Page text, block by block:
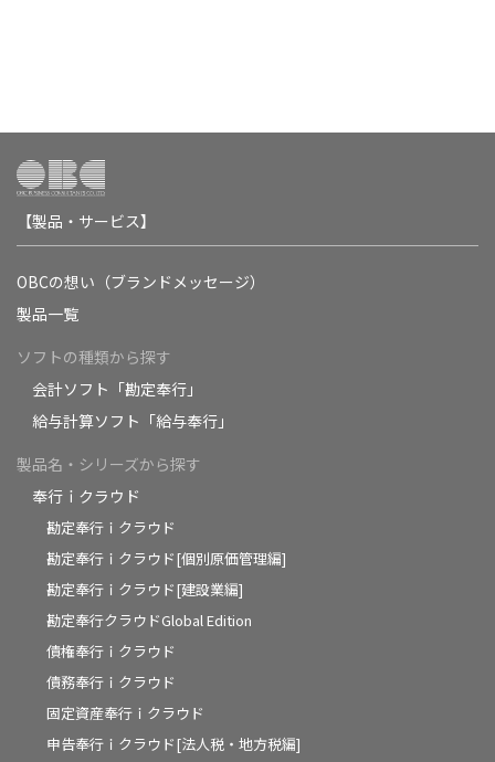
【製品・サービス】
OBCの想い（ブランドメッセージ）
製品一覧
ソフトの種類から探す
会計ソフト「勘定奉行」
給与計算ソフト「給与奉行」
製品名・シリーズから探す
奉行ｉクラウド
勘定奉行ｉクラウド
勘定奉行ｉクラウド[個別原価管理編]
勘定奉行ｉクラウド[建設業編]
勘定奉行クラウドGlobal Edition
債権奉行ｉクラウド
債務奉行ｉクラウド
固定資産奉行ｉクラウド
申告奉行ｉクラウド[法人税・地方税編]